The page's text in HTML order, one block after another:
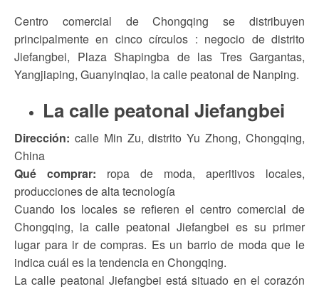
Centro comercial de Chongqing se distribuyen
principalmente en cinco círculos : negocio de distrito
Jiefangbei, Plaza Shapingba de las Tres Gargantas,
Yangjiaping, Guanyinqiao, la calle peatonal de Nanping.
La calle peatonal Jiefangbei
Dirección: calle Min Zu, distrito Yu Zhong, Chongqing,
China
Qué comprar: ropa de moda, aperitivos locales,
producciones de alta tecnología
Cuando los locales se refieren el centro comercial de
Chongqing, la calle peatonal Jiefangbei es su primer
lugar para ir de compras. Es un barrio de moda que le
indica cuál es la tendencia en Chongqing.
La calle peatonal Jiefangbei está situado en el corazón